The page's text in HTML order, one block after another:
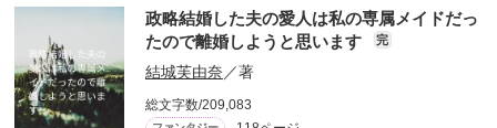
うんざり発言から始まった十回目。
なんだか今回はいつもと違っていて……。
推しがいれば生きていけると思っていたのに、
車に轢かれてあっさり死にました。
転生して目覚めたら……
政略結婚した夫の愛人は私の専属メイドだっ
たので離婚しようと思います
完
結城芙由奈 ／著
総文字数/209,083